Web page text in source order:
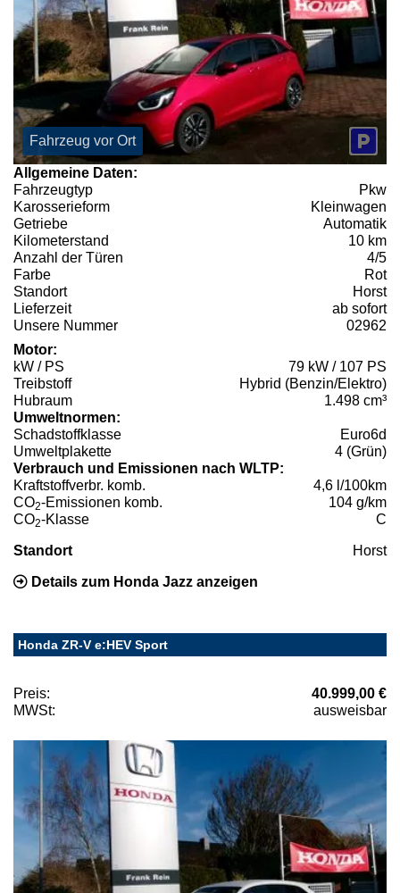
Fahrzeug vor Ort
Allgemeine Daten:
Fahrzeugtyp
Pkw
Karosserieform
Kleinwagen
Getriebe
Automatik
Kilometerstand
10 km
Anzahl der Türen
4/5
Farbe
Rot
Standort
Horst
Lieferzeit
ab sofort
Unsere Nummer
02962
Motor:
kW / PS
79 kW / 107 PS
Treibstoff
Hybrid (Benzin/Elektro)
Hubraum
1.498 cm³
Umweltnormen:
Schadstoffklasse
Euro6d
Umweltplakette
4 (Grün)
Verbrauch und Emissionen nach WLTP:
Kraftstoffverbr. komb.
4,6 l/100km
CO2-Emissionen komb.
104 g/km
CO2-Klasse C
Standort Horst
Details zum Honda Jazz anzeigen
Honda ZR-V e:HEV Sport
Preis:
40.999,00 €
MWSt:
ausweisbar